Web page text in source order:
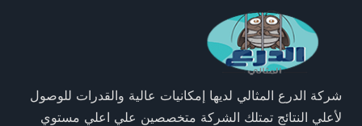
شركة الدرع المثالي لديها إمكانيات عالية والقدرات للوصول
لأعلي النتائج تمتلك الشركة متخصصين علي اعلي مستوي